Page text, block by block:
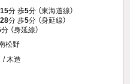
15分 歩5分 （東海道線）
28分 歩5分 （身延線）
分 （身延線）
松野
/ 木造